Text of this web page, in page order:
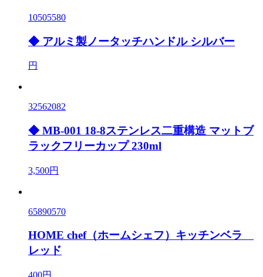
10505580
◆ アルミ製ノータッチハンドル シルバー
円
32562082
◆ MB-001 18-8ステンレス二重構造 マットブ
ラックフリーカップ 230ml
3,500円
65890570
HOME chef（ホームシェフ）キッチンベラ
レッド